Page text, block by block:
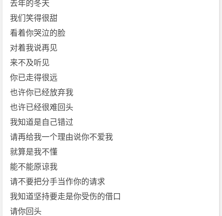
去年的冬天
我们笑得很甜
看着你哭泣的脸
对着我说再见
来不及听见
你已走得很远
也许你已经放弃我
也许已经很难回头
我知道是自己错过
请再给我一个理由说你不爱我
就算是我不懂
能不能原谅我
请不要把分手当作你的请求
我知道坚持要走是你受伤的借口
请你回头